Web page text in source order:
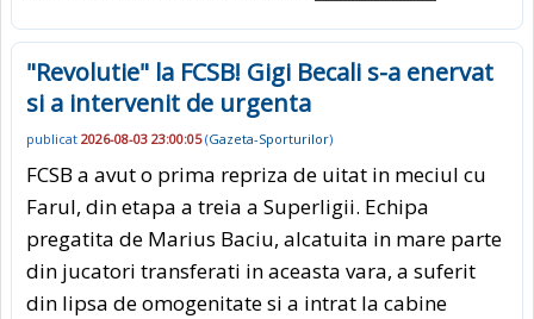
"Revolutie" la FCSB! Gigi Becali s-a enervat
si a intervenit de urgenta
publicat 2026-08-03 23:00:05(Gazeta-Sporturilor)
FCSB a avut o prima repriza de uitat in meciul cu
Farul, din etapa a treia a Superligii. Echipa
pregatita de Marius Baciu, alcatuita in mare parte
din jucatori transferati in aceasta vara, a suferit
din lipsa de omogenitate si a intrat la cabine